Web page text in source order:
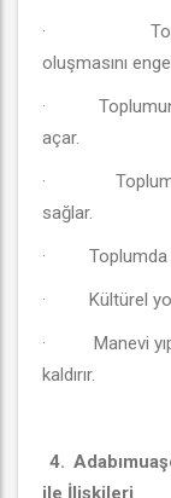
·
oluşmasını
·
açar.
·
sağlar.
·
·
Kültürel
·
Manevi
kaldırır.
4.
ile İlişkileri